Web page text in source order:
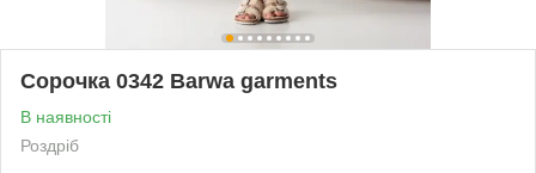
Сорочка 0342 Barwa garments
В наявності
Роздріб